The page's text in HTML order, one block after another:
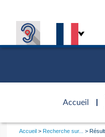
Accueil
d'accueil
Vous
Accueil Recherche sur...